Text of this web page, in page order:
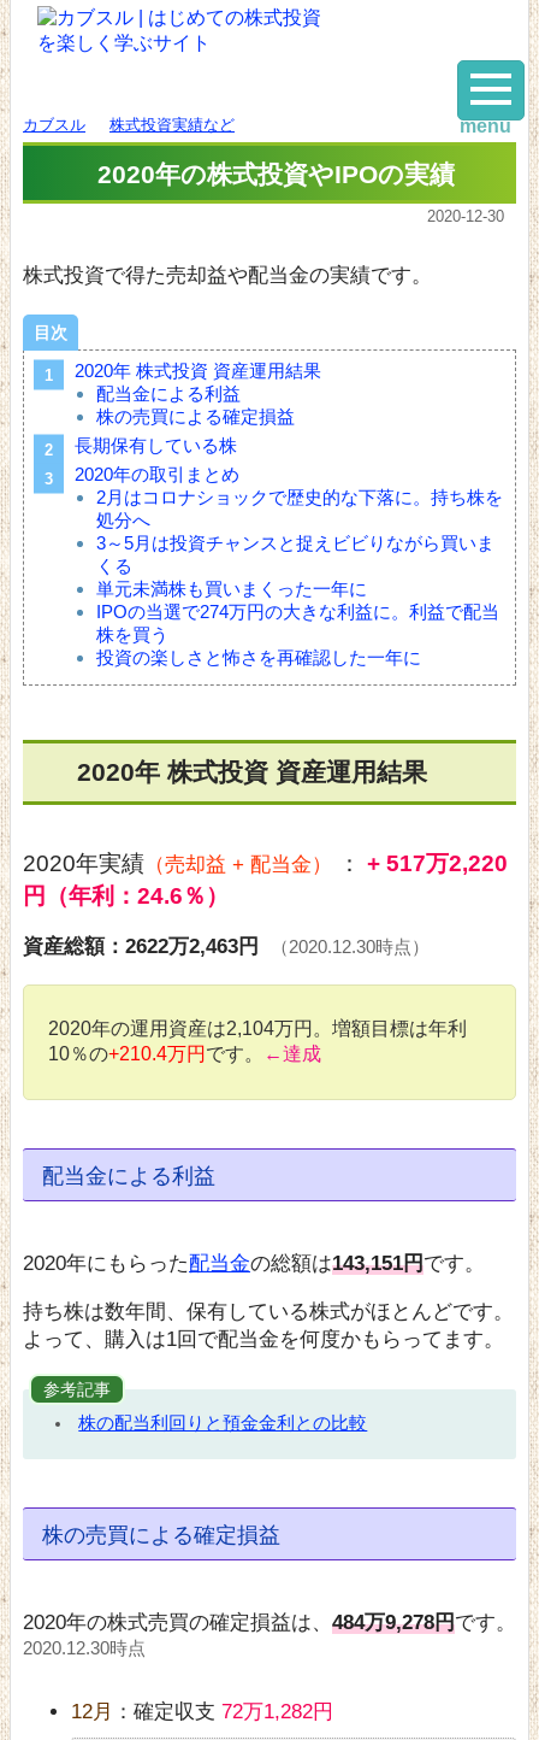
カブスル 株式投資実績など
2020年の株式投資やIPOの実績
2020-12-30
株式投資で得た売却益や配当金の実績です。
目次
2020年 株式投資 資産運用結果
配当金による利益
株の売買による確定損益
長期保有している株
2020年の取引まとめ
2月はコロナショックで歴史的な下落に。持ち株を
処分へ
3～5月は投資チャンスと捉えビビりながら買いま
くる
単元未満株も買いまくった一年に
IPOの当選で274万円の大きな利益に。利益で配当
株を買う
投資の楽しさと怖さを再確認した一年に
2020年 株式投資 資産運用結果
2020年実績 （売却益 + 配当金） ： + 517万2,220
円（年利：24.6％）
資産総額：2622万2,463円 （2020.12.30時点）
2020年の運用資産は2,104万円。増額目標は年利
10％の+210.4万円 です。 ←達成
配当金による利益
2020年にもらった配当金の総額は143,151円です。
持ち株は数年間、保有している株式がほとんどです。
よって、購入は1回で配当金を何度かもらってます。
参考記事
株の配当利回りと預金金利との比較
株の売買による確定損益
2020年の株式売買の確定損益は、 484万9,278円です。
2020.12.30時点
12月 ：確定収支 72万1,282円
menu